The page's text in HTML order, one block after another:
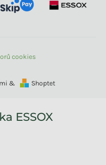
& Shoptet
ESSOX